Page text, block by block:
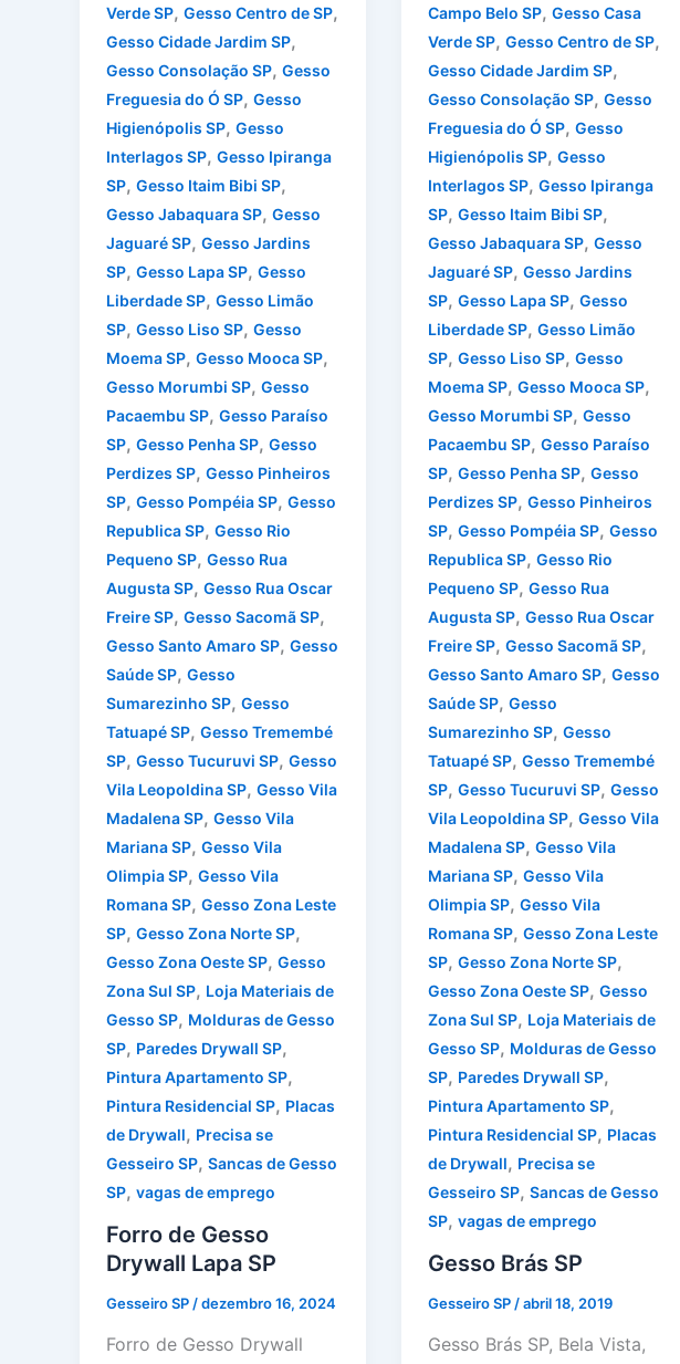
Verde SP, Gesso Centro de SP,
Gesso Cidade Jardim SP,
Gesso Consolação SP, Gesso
Freguesia do Ó SP, Gesso
Higienópolis SP, Gesso
Interlagos SP, Gesso Ipiranga
SP, Gesso Itaim Bibi SP,
Gesso Jabaquara SP, Gesso
Jaguaré SP, Gesso Jardins
SP, Gesso Lapa SP, Gesso
Liberdade SP, Gesso Limão
SP, Gesso Liso SP, Gesso
Moema SP, Gesso Mooca SP,
Gesso Morumbi SP, Gesso
Pacaembu SP, Gesso Paraíso
SP, Gesso Penha SP, Gesso
Perdizes SP, Gesso Pinheiros
SP, Gesso Pompéia SP, Gesso
Republica SP, Gesso Rio
Pequeno SP, Gesso Rua
Augusta SP, Gesso Rua Oscar
Freire SP, Gesso Sacomã SP,
Gesso Santo Amaro SP, Gesso
Saúde SP, Gesso
Sumarezinho SP, Gesso
Tatuapé SP, Gesso Tremembé
SP, Gesso Tucuruvi SP, Gesso
Vila Leopoldina SP, Gesso Vila
Madalena SP, Gesso Vila
Mariana SP, Gesso Vila
Olimpia SP, Gesso Vila
Romana SP, Gesso Zona Leste
SP, Gesso Zona Norte SP,
Gesso Zona Oeste SP, Gesso
Zona Sul SP, Loja Materiais de
Gesso SP, Molduras de Gesso
SP, Paredes Drywall SP,
Pintura Apartamento SP,
Pintura Residencial SP, Placas
de Drywall, Precisa se
Gesseiro SP, Sancas de Gesso
SP, vagas de emprego
Forro de Gesso
Drywall Lapa SP
Gesseiro SP /dezembro 16, 2024
Forro de Gesso Drywall
Campo Belo SP, Gesso Casa
Verde SP, Gesso Centro de SP,
Gesso Cidade Jardim SP,
Gesso Consolação SP, Gesso
Freguesia do Ó SP, Gesso
Higienópolis SP, Gesso
Interlagos SP, Gesso Ipiranga
SP, Gesso Itaim Bibi SP,
Gesso Jabaquara SP, Gesso
Jaguaré SP, Gesso Jardins
SP, Gesso Lapa SP, Gesso
Liberdade SP, Gesso Limão
SP, Gesso Liso SP, Gesso
Moema SP, Gesso Mooca SP,
Gesso Morumbi SP, Gesso
Pacaembu SP, Gesso Paraíso
SP, Gesso Penha SP, Gesso
Perdizes SP, Gesso Pinheiros
SP, Gesso Pompéia SP, Gesso
Republica SP, Gesso Rio
Pequeno SP, Gesso Rua
Augusta SP, Gesso Rua Oscar
Freire SP, Gesso Sacomã SP,
Gesso Santo Amaro SP, Gesso
Saúde SP, Gesso
Sumarezinho SP, Gesso
Tatuapé SP, Gesso Tremembé
SP, Gesso Tucuruvi SP, Gesso
Vila Leopoldina SP, Gesso Vila
Madalena SP, Gesso Vila
Mariana SP, Gesso Vila
Olimpia SP, Gesso Vila
Romana SP, Gesso Zona Leste
SP, Gesso Zona Norte SP,
Gesso Zona Oeste SP, Gesso
Zona Sul SP, Loja Materiais de
Gesso SP, Molduras de Gesso
SP, Paredes Drywall SP,
Pintura Apartamento SP,
Pintura Residencial SP, Placas
de Drywall, Precisa se
Gesseiro SP, Sancas de Gesso
SP, vagas de emprego
Gesso Brás SP
Gesseiro SP /abril 18, 2019
Gesso Brás SP, Bela Vista,